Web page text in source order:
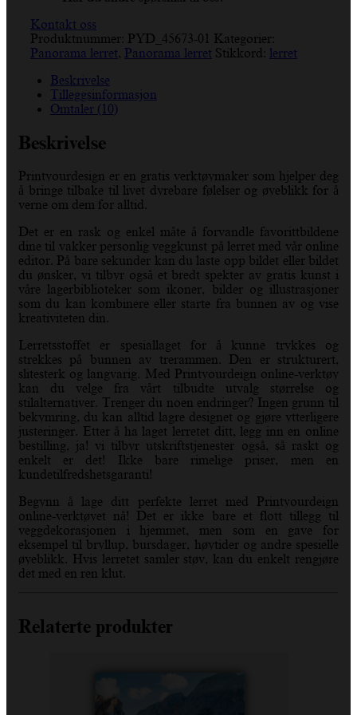
Kontakt oss
Produktnummer: PYD_45673-01 Kategorier:
Panorama lerret, Panorama lerret Stikkord: lerret
Beskrivelse
Tilleggsinformasjon
Omtaler (10)
Beskrivelse
Printyourdesign er en gratis verktøymaker som hjelper deg
å bringe tilbake til livet dyrebare følelser og øyeblikk for å
verne om dem for alltid.
Det er en rask og enkel måte å forvandle favorittbildene
dine til vakker personlig veggkunst på lerret med vår online
editor. På bare sekunder kan du laste opp bildet eller bildet
du ønsker, vi tilbyr også et bredt spekter av gratis kunst i
våre lagerbiblioteker som ikoner, bilder og illustrasjoner
som du kan kombinere eller starte fra bunnen av og vise
kreativiteten din.
Lerretsstoffet er spesiallaget for å kunne trykkes og
strekkes på bunnen av trerammen. Den er strukturert,
slitesterk og langvarig. Med Printyourdeign online-verktøy
kan du velge fra vårt tilbudte utvalg størrelse og
stilalternativer. Trenger du noen endringer? Ingen grunn til
bekymring, du kan alltid lagre designet og gjøre ytterligere
justeringer. Etter å ha laget lerretet ditt, legg inn en online
bestilling, ja! vi tilbyr utskriftstjenester også, så raskt og
enkelt er det! Ikke bare rimelige priser, men en
kundetilfredshetsgaranti!
Begynn å lage ditt perfekte lerret med Printyourdeign
online-verktøyet nå! Det er ikke bare et flott tillegg til
veggdekorasjonen i hjemmet, men som en gave for
eksempel til bryllup, bursdager, høytider og andre spesielle
øyeblikk. Hvis lerretet samler støv, kan du enkelt rengjøre
det med en ren klut.
Relaterte produkter